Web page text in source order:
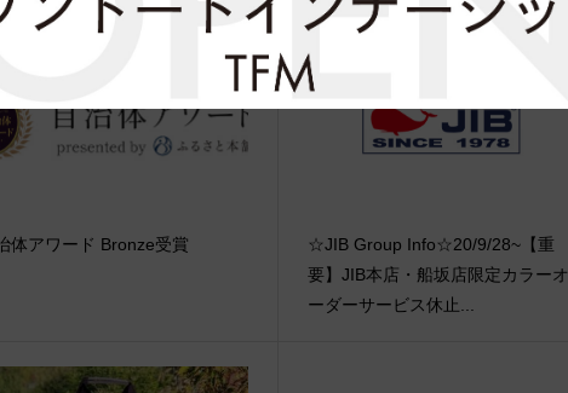
体アワード Bronze受賞
☆JIB Group Info☆20/9/28~【重
要】JIB本店・船坂店限定カラーオ
ーダーサービス休止...